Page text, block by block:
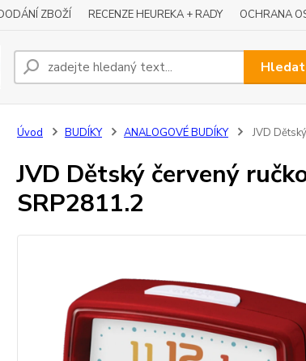
ZBOŽÍ RECENZE HEUREKA + RADY OCHRANA
Hledat
Úvod BUDÍKY ANALOGOVÉ BUDÍKY JVD
JVD Dětský červený
SRP2811.2